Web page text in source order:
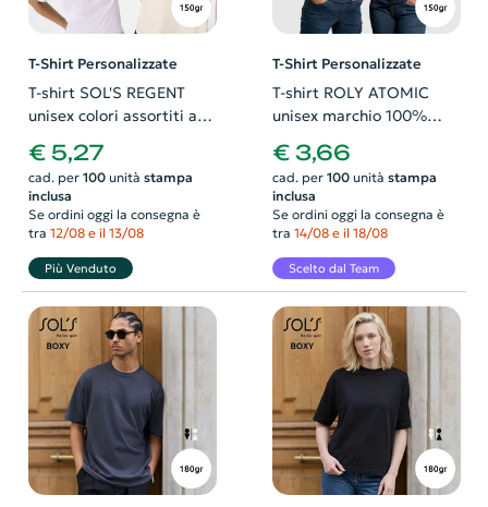
T-Shirt Personalizzate
T-shirt SOL'S REGENT
unisex colori assortiti a
100% cotone 150gr
€ 5,27
cad. per 100unità stampa
inclusa
Se ordini oggi la consegna è
tra 12/08 e il 13/08
Più Venduto
T-Shirt Personalizzate
T-shirt ROLY ATOMIC
unisex marchio 100%
€ 3,66
cad. per 100unità stampa
inclusa
Se ordini oggi la consegna è
tra 14/08 e il 18/08
Scelto dal Team